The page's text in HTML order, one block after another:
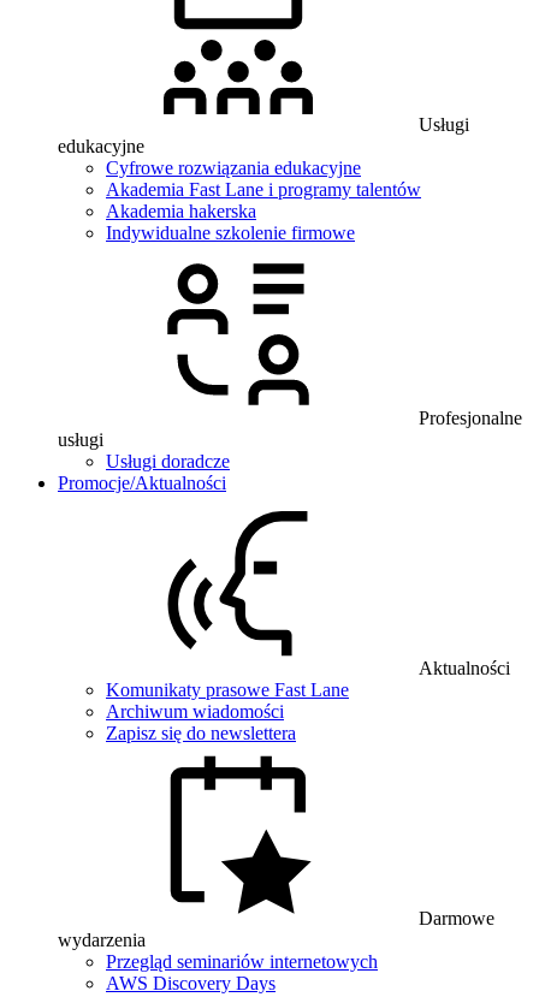
Usługi
edukacyjne
Cyfrowe rozwiązania edukacyjne
Akademia Fast Lane i programy talentów
Akademia hakerska
Indywidualne szkolenie firmowe
Profesjonalne
usługi
Usługi doradcze
Promocje/Aktualności
Aktualności
Komunikaty prasowe Fast Lane
Archiwum wiadomości
Zapisz się do newslettera
Darmowe
wydarzenia
Przegląd seminariów internetowych
AWS Discovery Days